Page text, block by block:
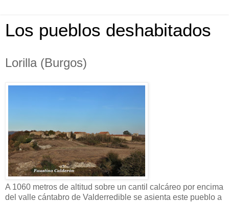
Los pueblos deshabitados
Lorilla (Burgos)
A 1060 metros de altitud sobre un cantil calcáreo por encima
del valle cántabro de Valderredible se asienta este pueblo a